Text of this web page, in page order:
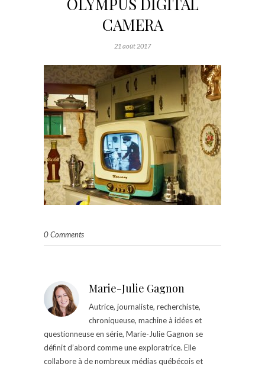
CAMERA
21 août 2017
0 Comments
Marie-Julie Gagnon
Autrice, journaliste, recherchiste,
chroniqueuse, machine à idées et
questionneuse en série, Marie-Julie Gagnon se
définit d’abord comme une exploratrice. Elle
collabore à de nombreux médias québécois et